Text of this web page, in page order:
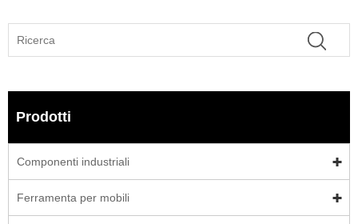
Prodotti
Componenti industriali
Ferramenta per mobili